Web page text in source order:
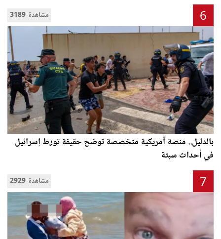
3189 مشاهدة 6
بالدليل.. منصة أمريكية متخصصة توضح حقيقة تورط إسرائيل
في أحداث سبتة
2929 مشاهدة 7